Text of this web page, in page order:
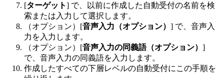
[ターゲット] で、以前に作成した自動受付の名前を検
索または入力して選択します。
（オプション）[音声入力（オプション） ] で、音声入
力を入力します。
（オプション）[音声入力の同義語（オプション） ]
で、音声入力の同義語を入力します。
作成したすべての下層レベルの自動受付にこの手順を